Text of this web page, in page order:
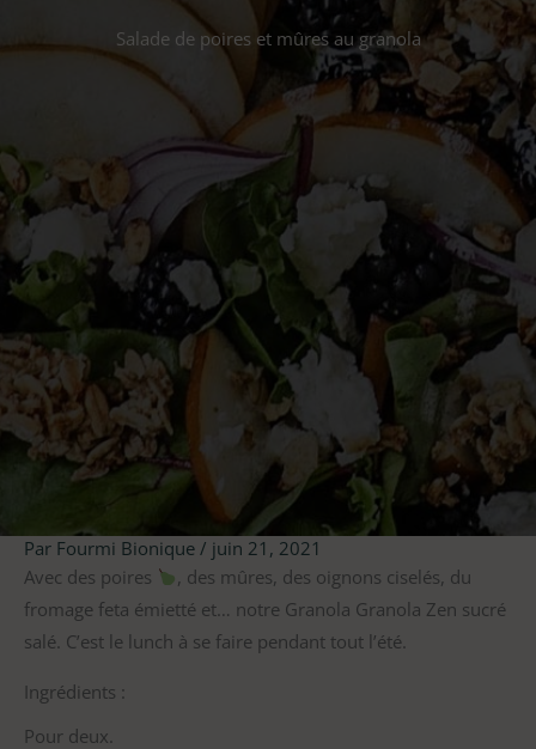
Salade de poires et mûres au granola
Par Fourmi Bionique / juin 21, 2021
Avec des poires
, des mûres, des oignons ciselés, du
fromage feta émietté et… notre Granola Granola Zen sucré
salé. C’est le lunch à se faire pendant tout l’été.
Ingrédients :
Pour deux.